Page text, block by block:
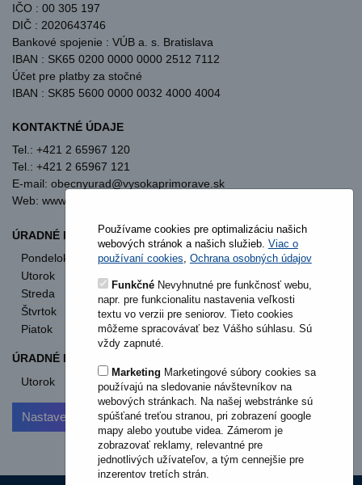
IČO : 00 305 197
DIČ : 2020643746
Bankové spojenie : VÚB a. s. Bratislava
IBAN : SK65 0200 0000 0000 2512 7112
Účet pre platby za stočné
IBAN : SK85 5600 0000 0032 4000 4004
KONTAKTNÉ ÚDAJE
Tel.: +421 2 65967 120
Tel.: +421 2 65967 121
E-mail: obecnyurad@vysokaprimorave.sk
Web: www.vysokaprimorave.sk
ÚRADNÉ HODINY OBECNÝ ÚRAD
Pondelok
8:00 - 12:00
13:00 - 15:30
Utorok
8:00 - 12:00
Streda
8:00 - 12:00
13:00 - 17:00
Štvrtok
nestránkový deň
Piatok
8:00 - 12:00
ÚRADNÉ HODINY STAVEBNÝ ÚRAD
Utorok
od 11:00
Nastavenia cookies
Používame cookies pre optimalizáciu našich
webových stránok a našich služieb. Viac o
používaní cookies Ochrana osobných údajov
FunkčnéNevyhnutné pre funkčnosť webu,
napr. pre funkcionalitu nastavenia veľkosti
textu vo verzii pre seniorov. Tieto cookies
môžeme spracovávať bez Vášho súhlasu. Sú
vždy zapnuté.
Marketing Marketingové súbory cookies sa
používajú na sledovanie návštevníkov na
webových stránkach. Na našej webstránke sú
spúšťané treťou stranou, pri zobrazení google
mapy alebo youtube videa. Zámerom je
zobrazovať reklamy, relevantné pre
jednotlivých užívateľov, a tým cennejšie pre
inzerentov tretích strán.